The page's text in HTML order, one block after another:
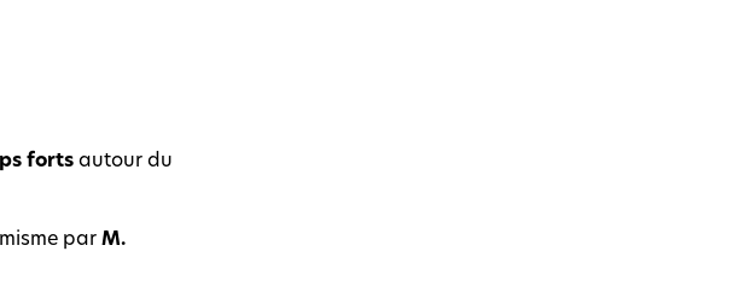
forts autour du
parM.